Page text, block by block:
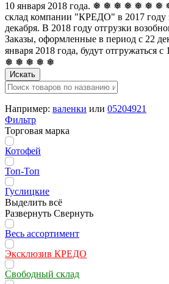
10 января 2018 года. ❅ ❅ ❅ ❅ ❅ ❅ ❅
склад компании "КРЕДО" в 2017 году
декабря. В 2018 году отгрузки
Заказы, оформленные в период с 22
января 2018 года, будут отгружаться
❅ ❅ ❅ ❅ ❅
Искать
Например: валенки или 05204921
Фильтр
Торговая марка
Котофей
Топ-Топ
Гуслицкие
Выделить всё
Развернуть Свернуть
Весь ассортимент
Эксклюзив КРЕДО
Свободный склад